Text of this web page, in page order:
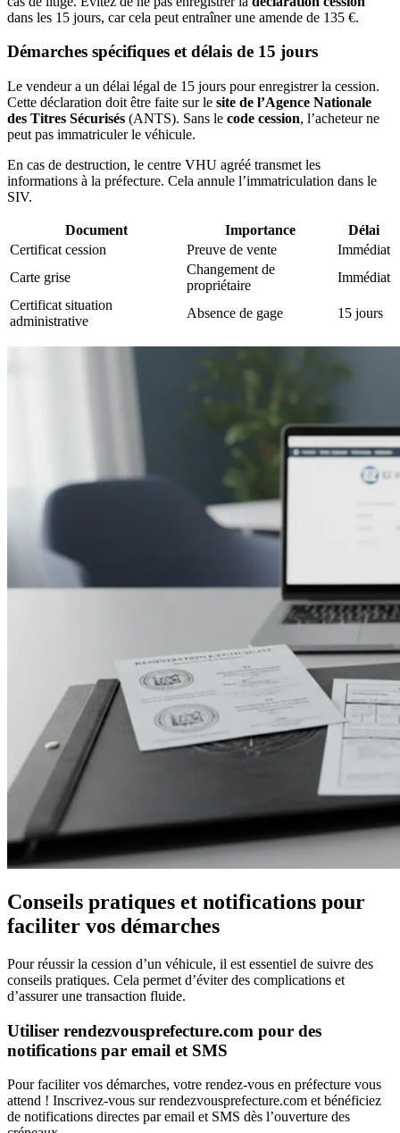
dans les 15 jours, car cela peut entraîner une amende de 135 €.
Démarches spécifiques et délais de 15 jours
Le vendeur a un délai légal de 15 jours pour enregistrer la cession.
Cette déclaration doit être faite sur le site de l’Agence Nationale
des Titres Sécurisés (ANTS). Sans le code cession, l’acheteur ne
peut pas immatriculer le véhicule.
En cas de destruction, le centre VHU agréé transmet les
informations à la préfecture. Cela annule l’immatriculation dans le
SIV.
Document Importance
Délai
Certificat cession
Preuve de vente
Immédiat
Carte grise
Changement de
propriétaire
Immédiat
Certificat situation
administrative
Absence de gage 15 jours
Conseils pratiques et notifications pour
faciliter vos démarches
Pour réussir la cession d’un véhicule, il est essentiel de suivre des
conseils pratiques. Cela permet d’éviter des complications et
d’assurer une transaction fluide.
Utiliser rendezvousprefecture.com pour des
notifications par email et SMS
Pour faciliter vos démarches, votre rendez-vous en préfecture vous
attend ! Inscrivez-vous sur rendezvousprefecture.com et bénéficiez
de notifications directes par email et SMS dès l’ouverture des